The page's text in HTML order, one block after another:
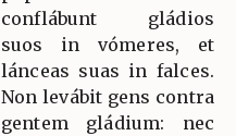
conflábunt gládios
suos in vómeres, et
lánceas suas in falces.
Non levábit gens contra
gentem gládium: nec